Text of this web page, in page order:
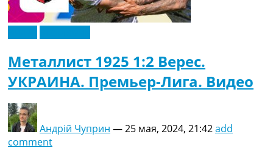
Металлист 1925 1:2 Верес.
УКРАИНА. Премьер-Лига. Видео
Андрій Чуприн —25 мая, 2024, 21:42add
comment